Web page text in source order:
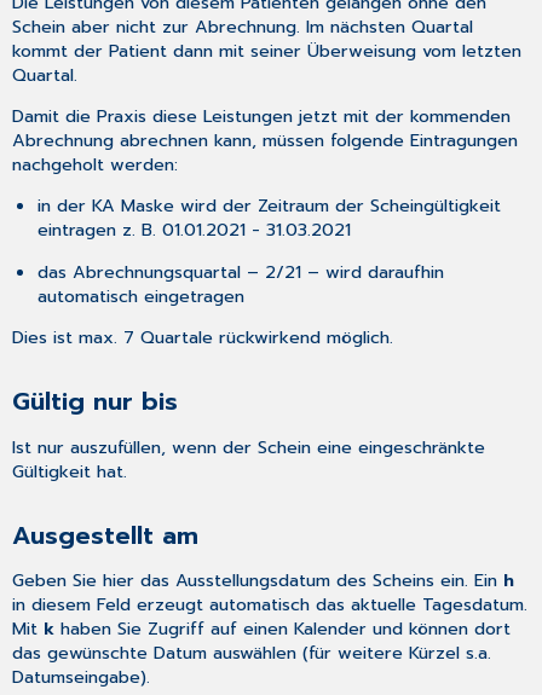
Schein aber nicht zur Abrechnung. Im nächsten Quartal
kommt der Patient dann mit seiner Überweisung vom letzten
Quartal.
Damit die Praxis diese Leistungen jetzt mit der kommenden
Abrechnung abrechnen kann, müssen folgende Eintragungen
nachgeholt werden:
in der KA Maske wird der Zeitraum der Scheingültigkeit
eintragen z. B. 01.01.2021 - 31.03.2021
das Abrechnungsquartal – 2/21 – wird daraufhin
automatisch eingetragen
Dies ist max. 7 Quartale rückwirkend möglich.
Gültig nur bis
Ist nur auszufüllen, wenn der Schein eine eingeschränkte
Gültigkeit hat.
Ausgestellt am
Geben Sie hier das Ausstellungsdatum des Scheins ein. Ein h
in diesem Feld erzeugt automatisch das aktuelle Tagesdatum.
Mit k haben Sie Zugriff auf einen Kalender und können dort
das gewünschte Datum auswählen (für weitere Kürzel s.a.
Datumseingabe).